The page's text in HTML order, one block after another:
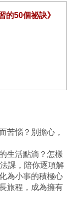
的50個祕訣》
苦惱？別擔心，
生活點滴？怎樣
課，陪你逐項解
為小事的積極心
旅程，成為擁有